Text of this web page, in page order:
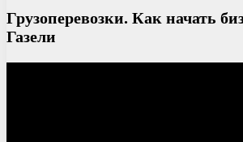
Грузоперевозки. Как начать
Газели